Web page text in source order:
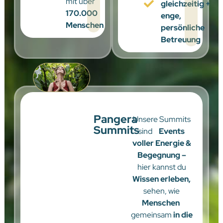
170.000
Menschen
gleichzeitig +
enge,
persönliche
Betreuung
Pangera
Summits
Unsere Summits
sind Events
voller Energie &
Begegnung –
hier kannst du
Wissen erleben,
sehen, wie
Menschen
gemeinsamin die